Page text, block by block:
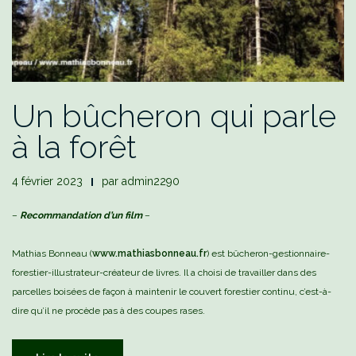
Un bûcheron qui parle
à la forêt
4 février 2023 par admin2290
– Recommandation d’un film–
Mathias Bonneau (www.mathiasbonneau.fr) est bûcheron-gestionnaire-
forestier-illustrateur-créateur de livres. Il a choisi de travailler dans des
parcelles boisées de façon à maintenir le couvert forestier continu, c’est-à-
dire qu’il ne procède pas à des coupes rases.